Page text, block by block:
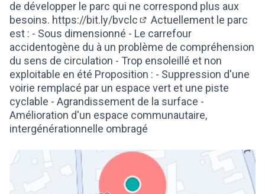
de développer le parc qui ne correspond plus aux
besoins. https://bit.ly/bvclc
(Lien externe)
Actuellement le parc
est : - Sous dimensionné - Le carrefour
accidentogène du à un problème de compréhension
du sens de circulation - Trop ensoleillé et non
exploitable en été Proposition : - Suppression d'une
voirie remplacé par un espace vert et une piste
cyclable - Agrandissement de la surface -
Amélioration d'un espace communautaire,
intergénérationnelle ombragé